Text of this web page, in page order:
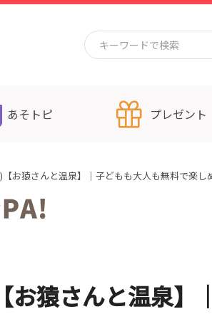
あそトピ プレゼント
お猿さんと温泉】｜子どもも大人も無料で楽し
お猿さんと温泉】